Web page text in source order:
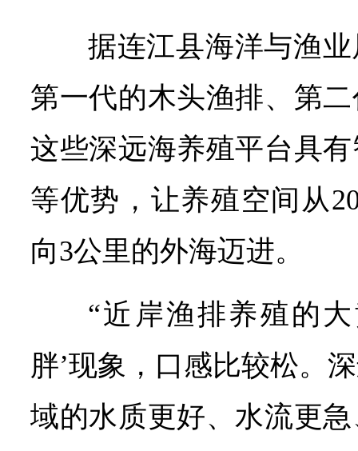
据连江县海洋与渔
第一代的木头渔排、第
这些深远海养殖平台具
等优势，让养殖空间从
向3公里的外海迈进。
“近岸渔排养殖的
胖’现象，口感比较松。
域的水质更好、水流更